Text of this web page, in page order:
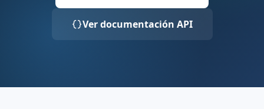
Ver documentación API